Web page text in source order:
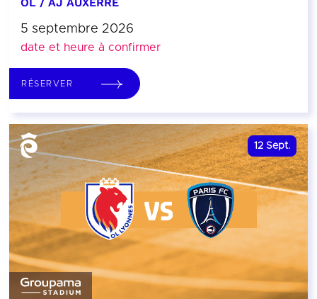
5 septembre 2026
date et heure à confirmer
RÉSERVER
12 Sept.